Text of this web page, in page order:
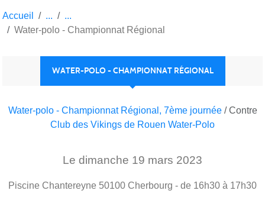
Accueil
Water-polo - Championnat Régional
WATER-POLO - CHAMPIONNAT RÉGIONAL
Water-polo - Championnat Régional, 7ème journée / Contre
Club des Vikings de Rouen Water-Polo
Le dimanche 19 mars 2023
Piscine Chantereyne 50100 Cherbourg - de 16h30 à 17h30